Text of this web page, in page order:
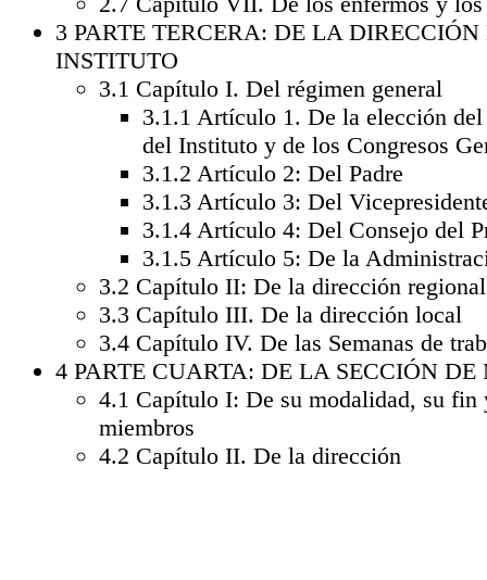
3 PARTE TERCERA: DE LA DIRECCIÓN
INSTITUTO
3.1 Capítulo I. Del régimen general
3.1.1 Artículo 1. De la elección del
del Instituto y de los Congresos
3.1.2 Artículo 2: Del Padre
3.1.3 Artículo 3: Del
3.1.4 Artículo 4: Del Consejo del
3.1.5 Artículo 5: De la
3.2 Capítulo II: De la dirección regional
3.3 Capítulo III. De la dirección local
3.4 Capítulo IV. De las Semanas de
4 PARTE CUARTA: DE LA SECCIÓN DE
4.1 Capítulo I: De su modalidad, su fin
miembros
4.2 Capítulo II. De la dirección